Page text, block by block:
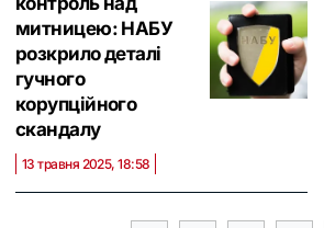
митницею: НАБУ
розкрило деталі
гучного
корупційного
скандалу
13 травня 2025, 18:58